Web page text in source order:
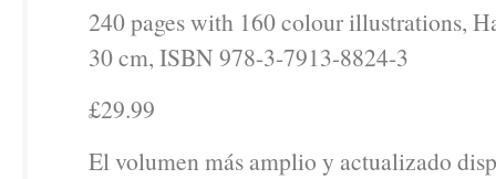
240 pages with 160 colour illustrations,
30 cm, ISBN 978-3-7913-8824-3
£29.99
El volumen más amplio y actualizado